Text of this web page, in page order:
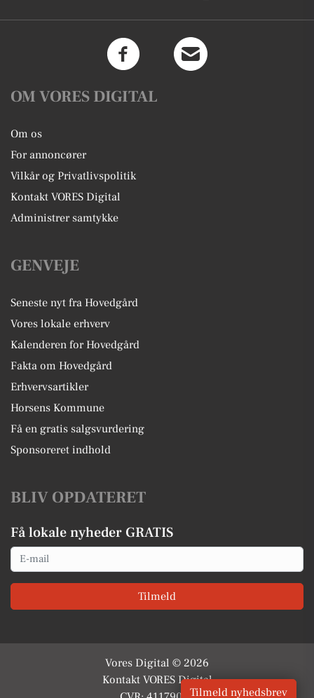
OM VORES DIGITAL
Om os
For annoncører
Vilkår og Privatlivspolitik
Kontakt VORES Digital
Administrer samtykke
GENVEJE
Seneste nyt fra Hovedgård
Vores lokale erhverv
Kalenderen for Hovedgård
Fakta om Hovedgård
Erhvervsartikler
Horsens Kommune
Få en gratis salgsvurdering
Sponsoreret indhold
BLIV OPDATERET
Få lokale nyheder GRATIS
Email
Tilmeld
Vores Digital © 2026
Kontakt VORES Digital
Tilmeld nyhedsbrev